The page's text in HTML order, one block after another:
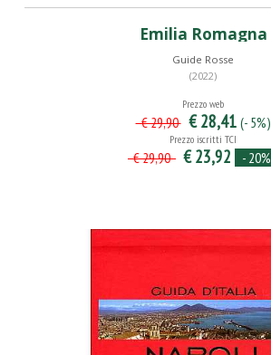
Emilia Romagna
Guide Rosse
(2022)
Prezzo web
€ 29,90 € 28,41 (- 5%)
Prezzo iscritti TCI
€ 29,90 € 23,92 - 20%